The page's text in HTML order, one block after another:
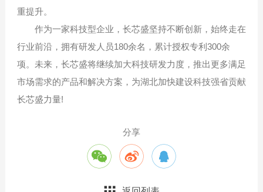
重提升。
作为一家科技型企业，长芯盛坚持不断创新，始终走在
行业前沿，拥有研发人员180余名，累计授权专利300余
项。未来，长芯盛将继续加大科技研发力度，推出更多满足
市场需求的产品和解决方案，为湖北加快建设科技强省贡献
长芯盛力量!
分享